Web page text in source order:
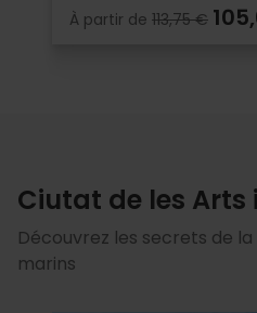
À partir de 113,75 €
Ciutat de les Arts
Découvrez les secrets de
marins